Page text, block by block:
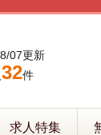
07更新
32件
求人特集